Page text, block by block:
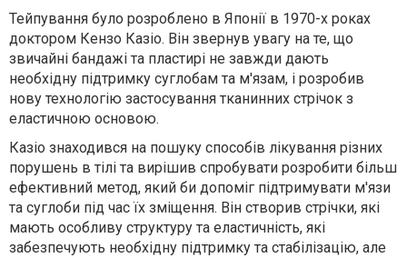
Тейпування було розроблено в Японії в 1970-х роках
доктором Кензо Казіо. Він звернув увагу на те, що
звичайні бандажі та пластирі не завжди дають
необхідну підтримку суглобам та м'язам, і розробив
нову технологію застосування тканинних стрічок з
еластичною основою.
Казіо знаходився на пошуку способів лікування різних
порушень в тілі та вирішив спробувати розробити більш
ефективний метод, який би допоміг підтримувати м'язи
та суглоби під час їх зміщення. Він створив стрічки, які
мають особливу структуру та еластичність, які
забезпечують необхідну підтримку та стабілізацію, але